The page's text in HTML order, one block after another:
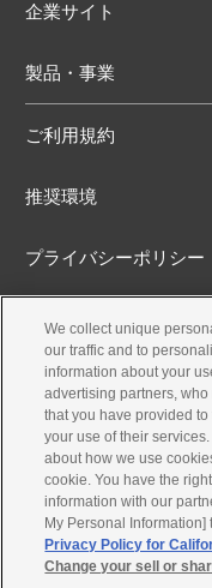
企業サイト
製品・事業
ご利用規約
推奨環境
プライバシーポリシー
Cookieポリシー
アクセシビリティ方針
古物営業法に基づく表
製品・事業のお問合せ
We collect unique
our traffic and to
information about your
advertising partners,
that you have provided
your use of their
about how we use
cookie. You have the
information with our
My Personal Information]
Privacy Policy for
Change your sell or